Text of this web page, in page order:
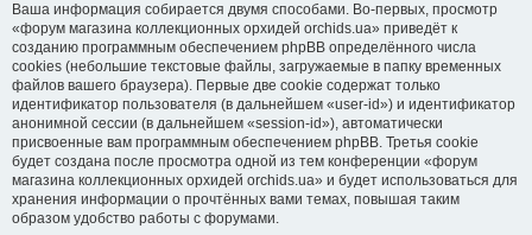
Ваша информация собирается двумя способами. Во-первых, просмотр
«форум магазина коллекционных орхидей orchids.ua» приведёт к
созданию программным обеспечением phpBB определённого числа
cookies (небольшие текстовые файлы, загружаемые в папку временных
файлов вашего браузера). Первые две cookie содержат только
идентификатор пользователя (в дальнейшем «user-id») и идентификатор
анонимной сессии (в дальнейшем «session-id»), автоматически
присвоенные вам программным обеспечением phpBB. Третья cookie
будет создана после просмотра одной из тем конференции «форум
магазина коллекционных орхидей orchids.ua» и будет использоваться для
хранения информации о прочтённых вами темах, повышая таким
образом удобство работы с форумами.